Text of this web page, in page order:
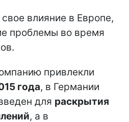
влияние в Европе,
проблемы во время
привлекли
года, в Германии
для раскрытия
, а в